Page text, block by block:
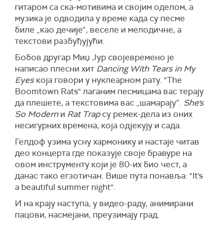
гитаром са ска-мотивима и својим оделом, а
музика је одводила у време када су песме
биле „као дечије“, веселе и мелодичне, а
текстови разбуђујући.
Бобов другар Миџ Јур својевремено је
написао плесни хит Dancing With Tears in My
Eyesкоја говори у нуклеарном рату. "The
Boomtown Rats" лаганим песмицама вас терају
да плешете, а текстовима вас „шамарају“. She's
So Modernи Rat Trapсу ремек-дела из оних
несигурних времена, која одјекују и сада.
Гелдоф узима усну хармонику и настаје читав
део концерта где показује своје бравуре на
овом инструменту који је 80-их био чест, а
данас тако егзотичан. Више пута понавља: "It's
a beautiful summer night".
И на крају наступа, у видео-раду, анимирани
пацови, насмејани, преузимају град.